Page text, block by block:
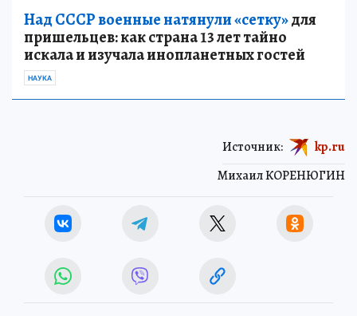
Над СССР военные натянули «сетку»для
пришельцев: как страна 13 лет тайно
искала и изучала инопланетных гостей
НАУКА
Михаил КОРЕНЮГИН
Источник: kp.ru